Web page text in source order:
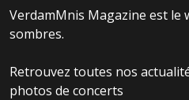
VerdamMnis Magazine est le
sombres.
Retrouvez toutes nos
photos de concerts